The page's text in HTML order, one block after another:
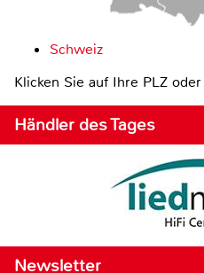
Schweiz
Klicken Sie auf Ihre PLZ
Händler des Tages
Newsletter